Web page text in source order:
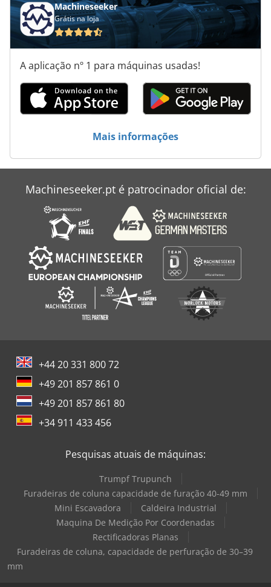
Machineseeker
Grátis na loja
A aplicação nº 1 para máquinas usadas!
Mais informações
Machineseeker.pt é patrocinador oficial de:
+44 20 331 800 72
+49 201 857 861 0
+49 201 857 861 80
+34 911 433 456
Pesquisas atuais de máquinas:
Trumpf Trupunch
Furadeiras de coluna capacidade de furação 40-49 mm
Mini Escavadora
Caldeira Industrial
Maquina De Medição Por Coordenadas
Rectificadoras Planas
Furadeiras de coluna, capacidade de perfuração de 30–39
mm